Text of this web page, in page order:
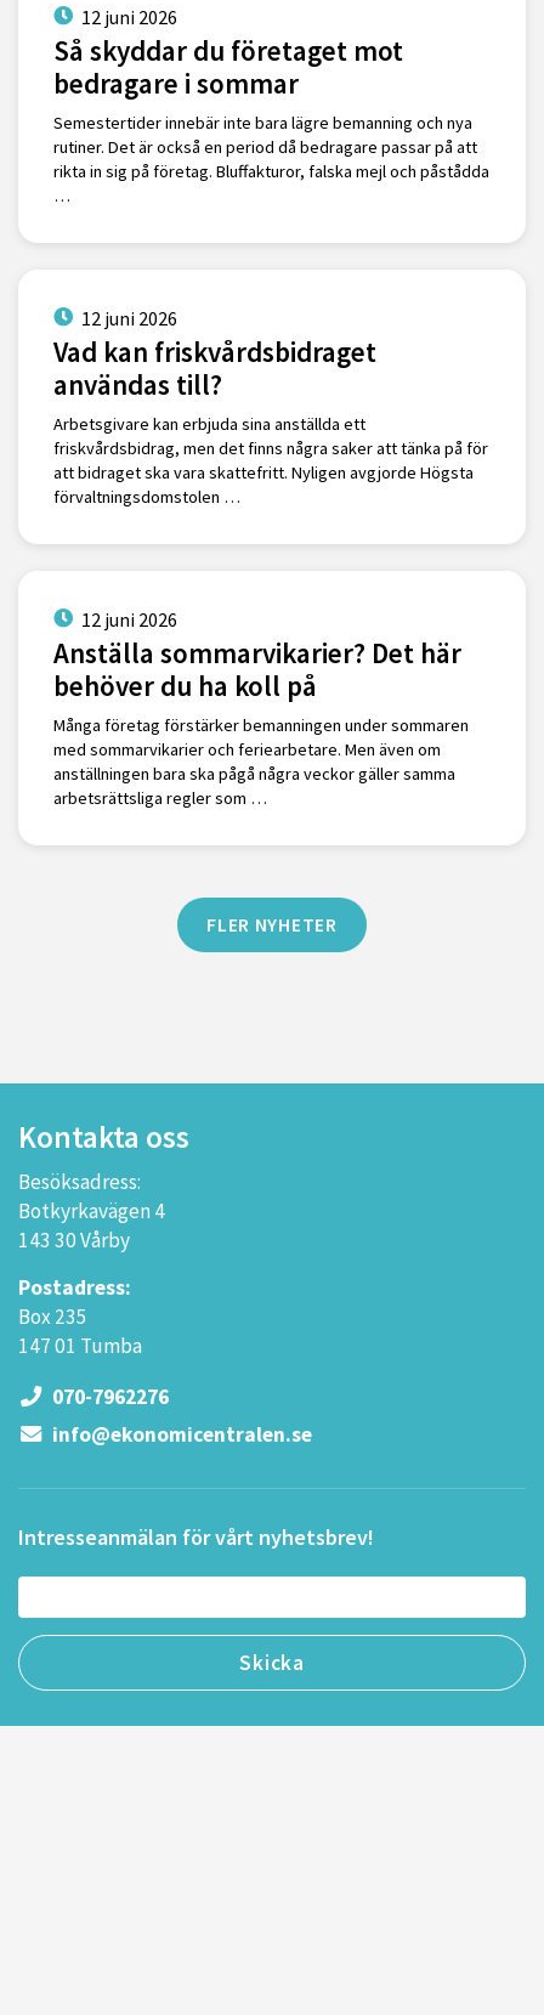
12 juni 2026
Så skyddar du företaget mot
bedragare i sommar
Semestertider innebär inte bara lägre bemanning och nya
rutiner. Det är också en period då bedragare passar på att
rikta in sig på företag. Bluffakturor, falska mejl och påstådda
…
12 juni 2026
Vad kan friskvårdsbidraget
användas till?
Arbetsgivare kan erbjuda sina anställda ett
friskvårdsbidrag, men det finns några saker att tänka på för
att bidraget ska vara skattefritt. Nyligen avgjorde Högsta
förvaltningsdomstolen …
12 juni 2026
Anställa sommarvikarier? Det här
behöver du ha koll på
Många företag förstärker bemanningen under sommaren
med sommarvikarier och feriearbetare. Men även om
anställningen bara ska pågå några veckor gäller samma
arbetsrättsliga regler som …
FLER NYHETER
Kontakta oss
Besöksadress:
Botkyrkavägen 4
143 30 Vårby
Postadress:
Box 235
147 01 Tumba
070-7962276
info@ekonomicentralen.se
Intresseanmälan för vårt nyhetsbrev!